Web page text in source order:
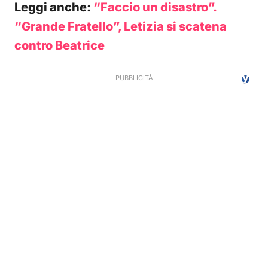
Leggi anche: “Faccio un disastro”.
“Grande Fratello”, Letizia si scatena
contro Beatrice